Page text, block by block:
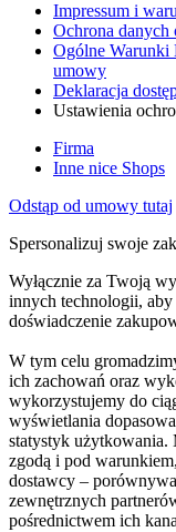
Impressum i
Ochrona danych
Ogólne Warunki
umowy
Deklaracja
Ustawienia
Firma
Inne nice Shops
Odstąp od umowy tutaj
Spersonalizuj swoje
Wyłącznie za Twoją
innych technologii,
doświadczenie
W tym celu
ich zachowań oraz
wykorzystujemy do
wyświetlania
statystyk użytkowania.
zgodą i pod
dostawcy –
zewnętrznych
pośrednictwem ich